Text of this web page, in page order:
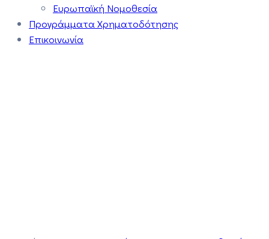
Ευρωπαϊκή Νομοθεσία
Προγράμματα Χρηματοδότησης
Επικοινωνία